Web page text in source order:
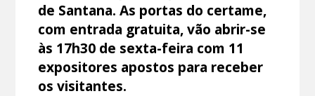
de Santana. As portas do certame,
com entrada gratuita, vão abrir-se
às 17h30 de sexta-feira com 11
expositores apostos para receber
os visitantes.